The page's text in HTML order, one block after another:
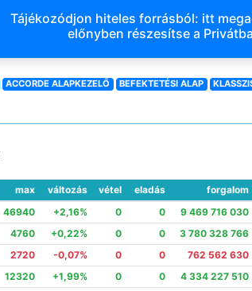
Tájékozódjon hiteles forrásból: itt
előnyben részesítse a
ACCORDE ALAPKEZELŐ BEFEKTETÉSI ALAP
max változás vétel eladás forgalom
46940 +2,16% 0 0 9 469 716 030
4760 +0,22% 0 0 3 780 328 766
2720 -0,07% 0 0 762 562 630
12320 +1,99% 0 0 4 334 227 510